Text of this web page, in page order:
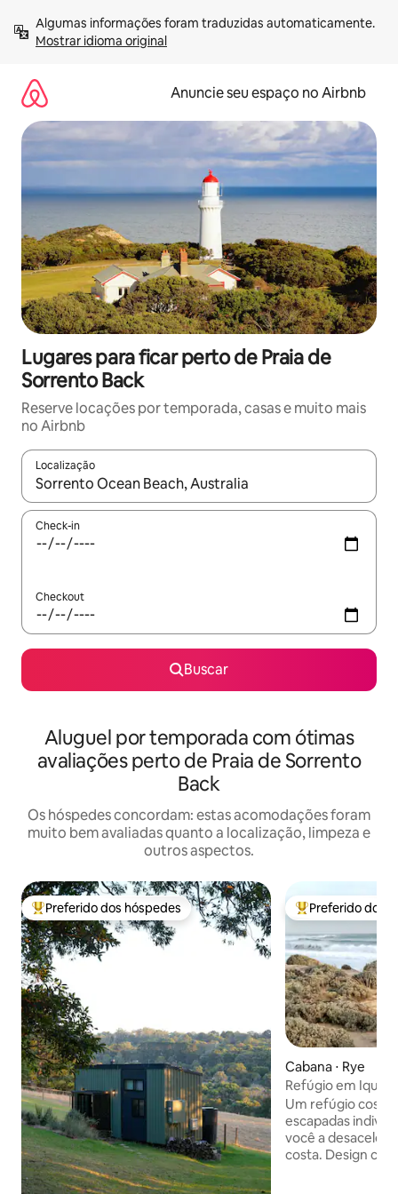
para
Mostrar idioma original
Anuncie seu espaço no Airbnb
Lugares para ficar perto de Praia de
Sorrento Back
Reserve locações por temporada, casas e muito mais
no Airbnb
Localização
Quando os resultados estiverem disponíveis, explore-os
Check-in
Checkout
Buscar
Aluguel por temporada com ótimas
avaliações perto de Praia de Sorrento
Back
Os hóspedes concordam: estas acomodações foram
muito bem avaliadas quanto a localização, limpeza e
outros aspectos.
Entre os melhores preferidos dos hóspedes
Preferido dos hóspedes Entre os
Preferido dos
Cabana ⋅ Rye
Refúgio em
a praia
Um refúgio
escapadas
você a
costa. Design criativo e personalizado